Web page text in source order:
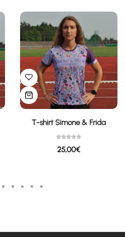
T-shirt Simone & Frida
25,00€